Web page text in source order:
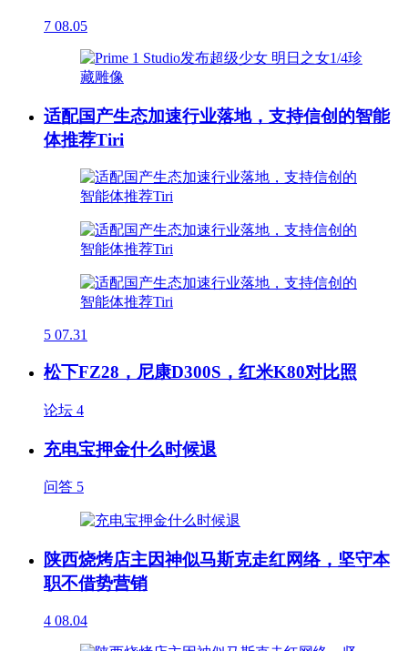
7 08.05
适配国产生态加速行业落地，支持信创的智能
体推荐Tiri
5 07.31
松下FZ28，尼康D300S，红米K80对比照
论坛 4
充电宝押金什么时候退
问答 5
陕西烧烤店主因神似马斯克走红网络，坚守本
职不借势营销
4 08.04